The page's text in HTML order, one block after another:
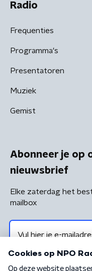
Radio
Frequenties
Programma's
Presentatoren
Muziek
Gemist
Abonneer je op
nieuwsbrief
Elke zaterdag het
mailbox